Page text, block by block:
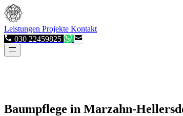
Leistungen Projekte Kontakt
030 22459825
Baumpflege in Marzahn-